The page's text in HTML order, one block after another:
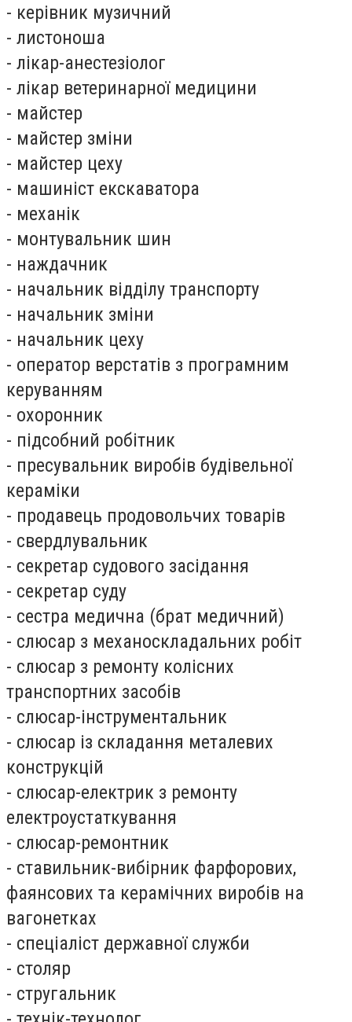
- керівник музичний
- листоноша
- лікар-анестезіолог
- лікар ветеринарної медицини
- майстер
- майстер зміни
- майстер цеху
- машиніст екскаватора
- механік
- монтувальник шин
- наждачник
- начальник відділу транспорту
- начальник зміни
- начальник цеху
- оператор верстатів з програмним
керуванням
- охоронник
- підсобний робітник
- пресувальник виробів будівельної
кераміки
- продавець продовольчих товарів
- свердлувальник
- секретар судового засідання
- секретар суду
- сестра медична (брат медичний)
- слюсар з механоскладальних робіт
- слюсар з ремонту колісних
транспортних засобів
- слюсар-інструментальник
- слюсар із складання металевих
конструкцій
- слюсар-електрик з ремонту
електроустаткування
- слюсар-ремонтник
- ставильник-вибірник фарфорових,
фаянсових та керамічних виробів на
вагонетках
- спеціаліст державної служби
- столяр
- стругальник